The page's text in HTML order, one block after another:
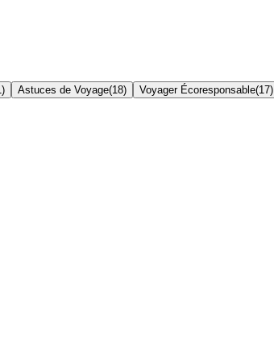
) Astuces de Voyage(18) Voyager Écoresponsable(17)